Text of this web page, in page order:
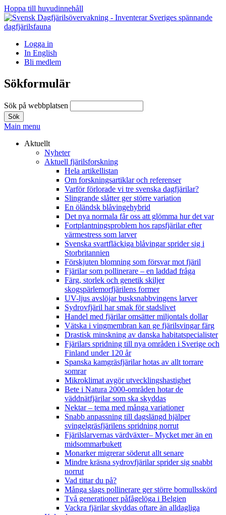
Hoppa till huvudinnehåll
Logga in
In English
Bli medlem
Sökformulär
Sök på webbplatsen
Main menu
Aktuellt
Nyheter
Aktuell fjärilsforskning
Hela artikellistan
Om forskningsartiklar och referenser
Varför förlorade vi tre svenska dagfjärilar?
Slingrande slåtter ger större variation
En öländsk blåvingehybrid
Det nya normala får oss att glömma hur det var
Fortplantningsproblem hos rapsfjärilar efter
värmestress som larver
Svenska svartfläckiga blåvingar sprider sig i
Storbritannien
Förskjuten blomning som försvar mot fjäril
Fjärilar som pollinerare – en laddad fråga
Färg, storlek och genetik skiljer
skogspärlemorfjärilens former
UV-ljus avslöjar busksnabbvingens larver
Sydrovfjäril har smak för stadslivet
Handel med fjärilar omsätter miljontals dollar
Vätska i vingmembran kan ge fjärilsvingar färg
Drastisk minskning av danska habitatspecialister
Fjärilars spridning till nya områden i Sverige och
Finland under 120 år
Spanska kamgräsfjärilar hotas av allt torrare
somrar
Mikroklimat avgör utvecklingshastighet
Bete i Natura 2000-områden hotar de
väddnätfjärilar som ska skyddas
Nektar – tema med många variationer
Snabb anpassning till dagslängd hjälper
svingelgräsfjärilens spridning norrut
Fjärilslarvernas värdväxter– Mycket mer än en
midsommarbukett
Monarker migrerar söderut allt senare
Mindre kräsna sydrovfjärilar sprider sig snabbt
norrut
Vad tittar du på?
Många slags pollinerare ger större bomullsskörd
Två generationer påfågelöga i Belgien
Vackra fjärilar skyddas oftare än alldagliga